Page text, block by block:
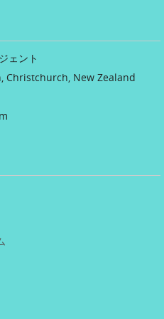
ェント
New Zealand